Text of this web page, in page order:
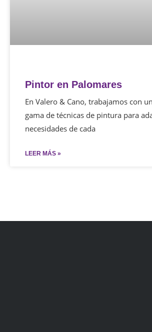
Pintor en Palomares
En Valero & Cano, trabajamos con
gama de técnicas de pintura para
necesidades de cada
LEER MÁS »